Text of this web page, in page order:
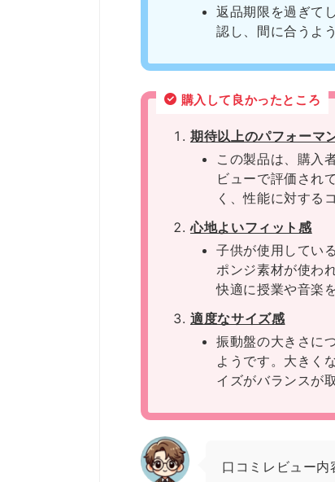
返品期限を過ぎて
認し、間に合うよ
購入して良かったところ
期待以上のパフォーマ
この製品は、購入
ビューで評価され
く、性能に対する
心地よいフィット感
子供が使用してい
ポンジ素材が使わ
快適に授業や音楽
適度なサイズ感
振動盤の大きさに
ようです。大きく
イズがバランスが
口コミレビュー